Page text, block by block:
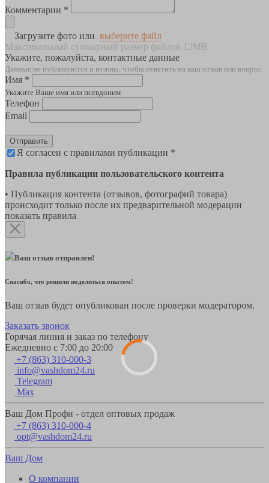
Комментарии *
Загрузите фото или выберите файл
Максимальный суммарный размер файлов 12MB
Укажите, пожалуйста, контактные данные
Данные не публикуются и нужны, чтобы ответить на ваш отзыв или вопрос
Имя *
Укажите Ваше имя или псевдоним
Телефон
Email
Отправить
Я согласен с правилами публикации *
Правила публикации пользовательского контента
• Публикация контента (отзывов, фотографий товара)
происходит только после их предварительной модерации
показать правила
Ваш отзыв отправлен!
Спасибо, что решили поделиться опытом!
Ваш отзыв будет опубликован после проверки модератором.
Заказать звонок
Горячая линия и заказ по телефону
Ежедневно с 7:00 до 20:00
+7 (863) 310-000-3
info@vashdom24.ru
Telegram
Max
Ваш Дом Профи - отдел оптовых продаж
+7 (863) 310-000-4
opt@vashdom24.ru
Ваш Дом
О компании